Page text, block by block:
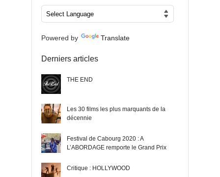
Powered by Translate
Derniers articles
THE END
Les 30 films les plus marquants de la
décennie
Festival de Cabourg 2020 : A
L’ABORDAGE remporte le Grand Prix
Critique : HOLLYWOOD